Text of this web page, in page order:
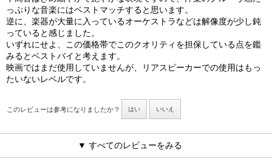
っぷりな音楽にはベストマッチすると思います。
逆に、楽器が大量に入っているオーケストラなどは解像度が少し鈍
っていると感じました。
いずれにせよ、この価格帯でこのクオリティを担保している点を鑑
みるとベストバイと考えます。
映画ではまだ使用していませんが、リアスピーカーでの使用はもっ
たいないレベルです。
このレビューは参考になりましたか？ はい いいえ
▼ すべてのレビューをみる